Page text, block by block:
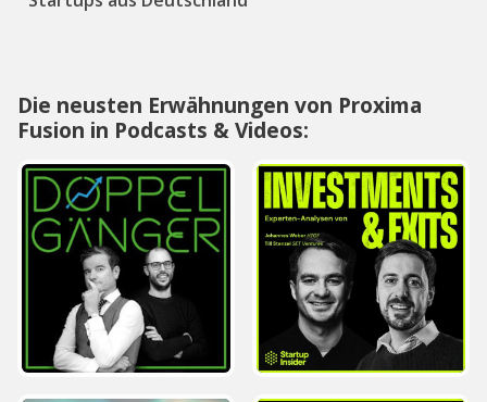
Die neusten Erwähnungen von Proxima
Fusion in Podcasts & Videos: